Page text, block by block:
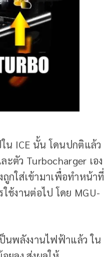
น ICE นั้น โดนปกติแล้ว
ตัว Turbocharger เอง
กใส่เข้ามาเพื่อทำหน้าที่
ช้งานต่อไป โดย MGU-
นพลังงานไฟฟ้าแล้ว ใน